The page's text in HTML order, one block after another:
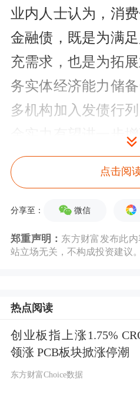
业内人士认为，消
金融债，既是为满
充需求，也是为拓
务实体经济能力储
多机构加入发债行
金实力有望进一步
场的平稳发展提供
政策利好叠加成本
发行热情不减
政策环境的持续优
2023年8月，随着“
持消费金融公司、
融债券和信贷
（ABS）”的消息
点击阅
分享至： 微信
郑重声明： 东方财富发布此
站立场无关，不构成投资建议
热点阅读
创业板指上涨1.75%
领涨 PCB板块掀涨停潮
东方财富Choice数据